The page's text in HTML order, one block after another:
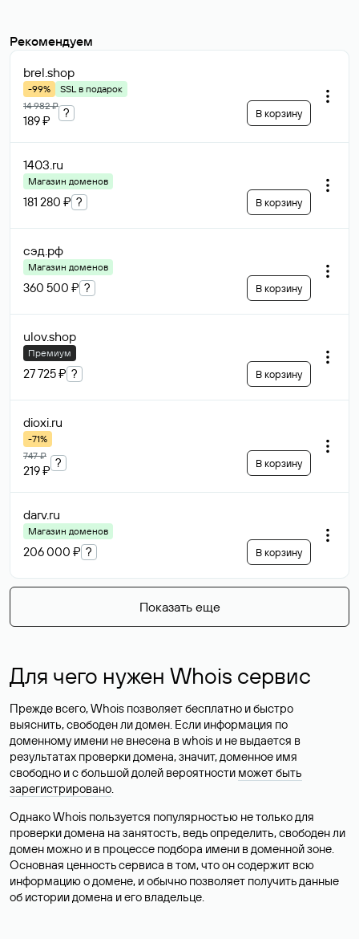
Рекомендуем
brel.shop
-99%
SSL в подарок
14 982 ₽
189 ₽
? В корзину
1403.ru
Магазин доменов
181 280 ₽ ? В корзину
сэд.рф
Магазин доменов
360 500 ₽ ? В корзину
ulov.shop
Премиум
27 725 ₽ ? В корзину
dioxi.ru
-71%
747 ₽
219 ₽
? В корзину
darv.ru
Магазин доменов
206 000 ₽ ? В корзину
Показать еще
Для чего нужен Whois сервис
Прежде всего, Whois позволяет бесплатно и быстро
выяснить, свободен ли домен. Если информация по
доменному имени не внесена в whois и не выдается в
результатах проверки домена, значит, доменное имя
свободно и с большой долей вероятности может быть
зарегистрировано.
Однако Whois пользуется популярностью не только для
проверки домена на занятость, ведь определить, свободен ли
домен можно и в процессе подбора имени в доменной зоне.
Основная ценность сервиса в том, что он содержит всю
информацию о домене, и обычно позволяет получить данные
об истории домена и его владельце.